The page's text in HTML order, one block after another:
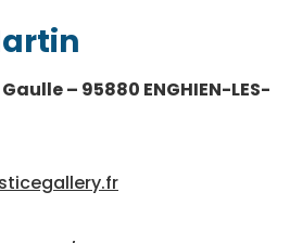
– 95880 ENGHIEN-LES-